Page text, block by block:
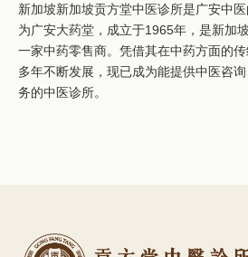
新加坡新加坡贡方堂中医诊所是广安中
为广安大药堂，成立于1965年，是新加
一家中药零售商。凭借其在中药方面的
多年不断发展，现已成为能提供中医咨
务的中医诊所。